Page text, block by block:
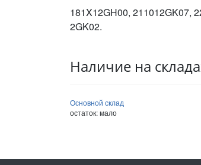
181X12GH00, 211012GK07,
2GK02.
Наличие на
Основной склад
остаток:мало